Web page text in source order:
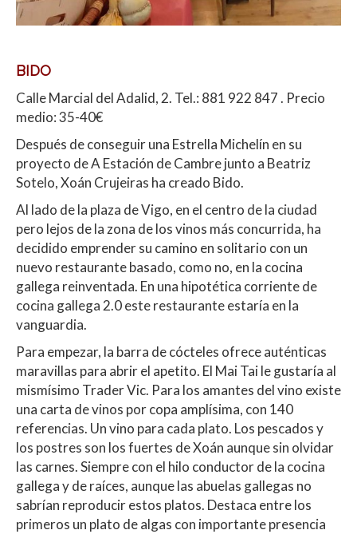
BIDO
Calle Marcial del Adalid, 2. Tel.: 881 922 847 . Precio
medio: 35-40€
Después de conseguir una Estrella Michelín en su
proyecto de A Estación de Cambre junto a Beatriz
Sotelo, Xoán Crujeiras ha creado Bido.
Al lado de la plaza de Vigo, en el centro de la ciudad
pero lejos de la zona de los vinos más concurrida, ha
decidido emprender su camino en solitario con un
nuevo restaurante basado, como no, en la cocina
gallega reinventada. En una hipotética corriente de
cocina gallega 2.0 este restaurante estaría en la
vanguardia.
Para empezar, la barra de cócteles ofrece auténticas
maravillas para abrir el apetito. El Mai Tai le gustaría al
mismísimo Trader Vic. Para los amantes del vino existe
una carta de vinos por copa amplísima, con 140
referencias. Un vino para cada plato. Los pescados y
los postres son los fuertes de Xoán aunque sin olvidar
las carnes. Siempre con el hilo conductor de la cocina
gallega y de raíces, aunque las abuelas gallegas no
sabrían reproducir estos platos. Destaca entre los
primeros un plato de algas con importante presencia